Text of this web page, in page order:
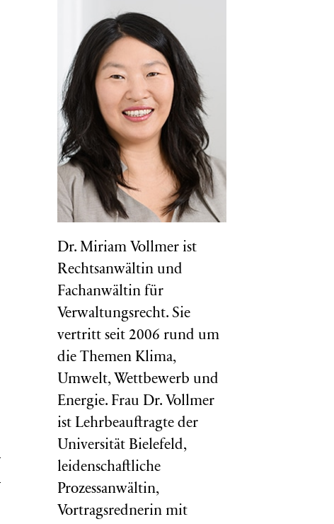
Dr. Miriam Vollmer ist
Rechtsanwältin und
Fachanwältin für
Verwaltungsrecht. Sie
vertritt seit 2006 rund um
die Themen Klima,
Umwelt, Wettbewerb und
Energie. Frau Dr. Vollmer
ist Lehrbeauftragte der
Universität Bielefeld,
leidenschaftliche
Prozessanwältin,
Vortragsrednerin mit